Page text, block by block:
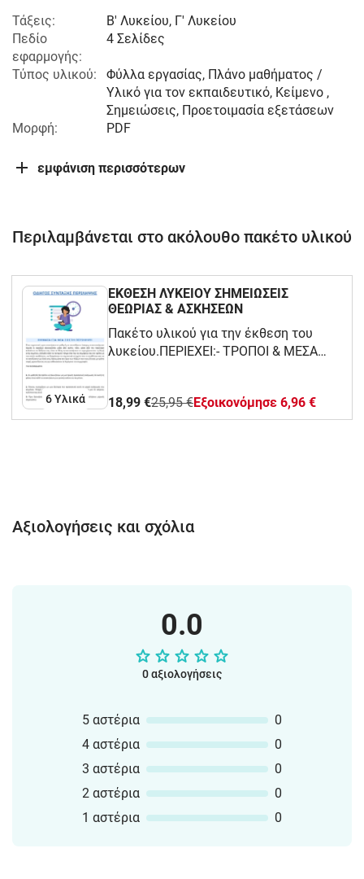
Τάξεις: Β' Λυκείου, Γ' Λυκείου
Πεδίο
εφαρμογής:
4 Σελίδες
Τύπος υλικού:
Φύλλα εργασίας, Πλάνο μαθήματος /
Υλικό για τον εκπαιδευτικό, Κείμενο ,
Σημειώσεις, Προετοιμασία εξετάσεων
Μορφή:
PDF
εμφάνιση περισσότερων
Περιλαμβάνεται στο ακόλουθο πακέτο υλικού
6 Υλικά
ΕΚΘΕΣΗ ΛΥΚΕΙΟΥ ΣΗΜΕΙΩΣΕΙΣ
ΘΕΩΡΙΑΣ & ΑΣΚΗΣΕΩΝ
Πακέτο υλικού για την έκθεση του
λυκείου.ΠΕΡΙΕΧΕΙ:- ΤΡΟΠΟΙ & ΜΕΣΑ
ΠΕΡΙΛΗΨΗΣ- ΒΗΜΑΤΑ ΕΠΕΞΕΡΓΑΣΙΑΣ
ΕΚΘΕΣΗΣ- ΚΕΙΜΕΝΙΚΟΙ ΔΕΙΚΤΕΣ &
18,99 €25,95 €Eξοικονόμησε 6,96 €
Αξιολογήσεις και σχόλια
0.0
0 αξιολογήσεις
5 αστέρια
0
4 αστέρια
0
3 αστέρια
0
2 αστέρια
0
1 αστέρια
0